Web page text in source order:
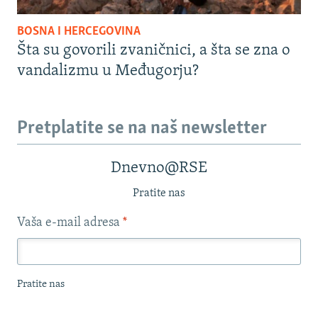
BOSNA I HERCEGOVINA
Šta su govorili zvaničnici, a šta se zna o
vandalizmu u Međugorju?
Pretplatite se na naš newsletter
Dnevno@RSE
Pratite nas
Vaša e-mail adresa *
Pratite nas